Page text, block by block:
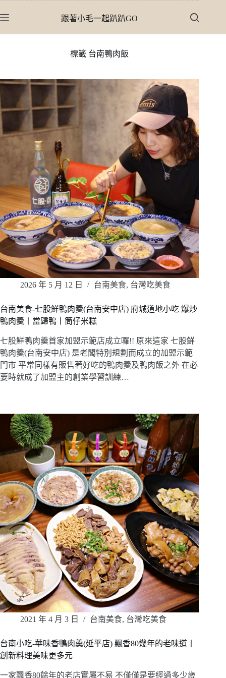
至
跟著小毛一起趴趴GO
標籤 台南鴨肉飯
2026 年 5 月 12 日 台南美食, 台灣吃美食
台南美食-七股鮮鴨肉羹(台南安中店) 府城道地小吃 爆炒
鴨肉羹丨當歸鴨丨筒仔米糕
七股鮮鴨肉羹首家加盟示範店成立囉!! 原來這家 七股鮮
鴨肉羹(台南安中店) 是老闆特別規劃而成立的加盟示範
門市 平常同樣有販售著好吃的鴨肉羹及鴨肉飯之外 在必
要時就成了加盟主的創業學習訓練…
2021 年 4 月 3 日 台南美食, 台灣吃美食
台南小吃-華味香鴨肉羹(延平店) 飄香80幾年的老味道丨
創新料理美味更多元
一家飄香80餘年的老店實屬不易 不僅僅是要經過多少歲